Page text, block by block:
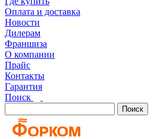
Оплата и доставка
Новости
Дилерам
Франшиза
О компании
Прайс
Контакты
Гарантия
Поиск
Поиск